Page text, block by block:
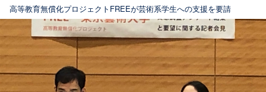
高等教育無償化プロジェクトFREEが芸術系学生への支援を要請